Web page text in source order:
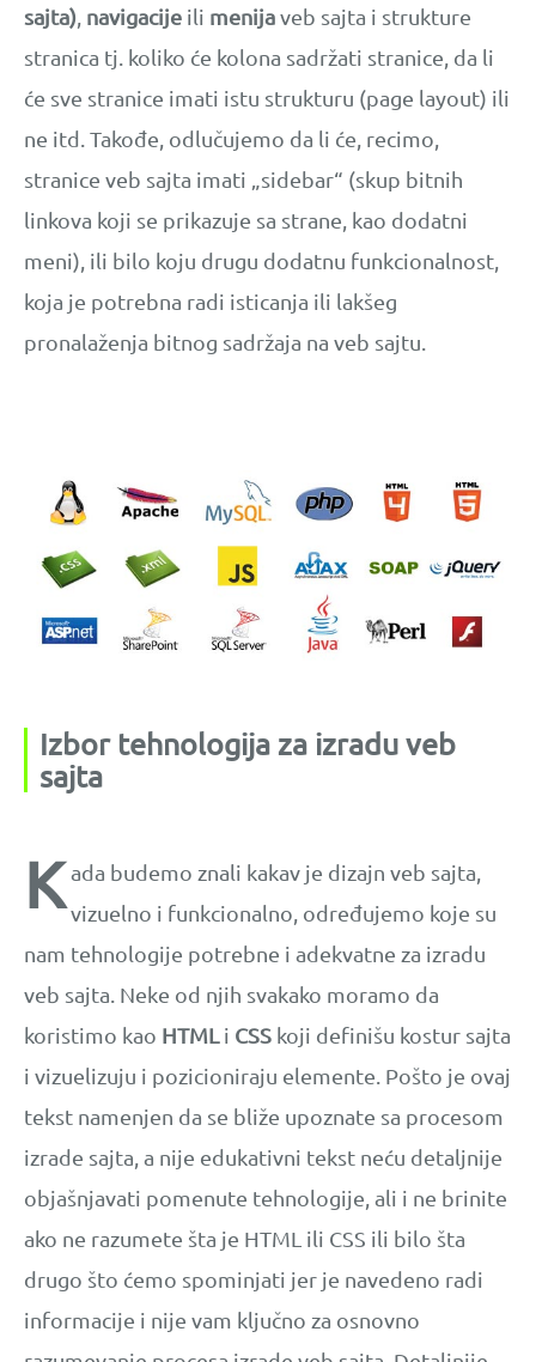
sajta), navigacije ili menijaveb sajta i strukture
stranica tj. koliko će kolona sadržati stranice, da li
će sve stranice imati istu strukturu (page layout) ili
ne itd. Takođe, odlučujemo da li će, recimo,
stranice veb sajta imati „sidebar“ (skup bitnih
linkova koji se prikazuje sa strane, kao dodatni
meni), ili bilo koju drugu dodatnu funkcionalnost,
koja je potrebna radi isticanja ili lakšeg
pronalaženja bitnog sadržaja na veb sajtu.
Izbor tehnologija za izradu veb
sajta
K ada budemo znali kakav je dizajn veb sajta,
vizuelno i funkcionalno, određujemo koje su
nam tehnologije potrebne i adekvatne za izradu
veb sajta. Neke od njih svakako moramo da
koristimo kao HTML i CSS koji definišu kostur sajta
i vizuelizuju i pozicioniraju elemente. Pošto je ovaj
tekst namenjen da se bliže upoznate sa procesom
izrade sajta, a nije edukativni tekst neću detaljnije
objašnjavati pomenute tehnologije, ali i ne brinite
ako ne razumete šta je HTML ili CSS ili bilo šta
drugo što ćemo spominjati jer je navedeno radi
informacije i nije vam ključno za osnovno